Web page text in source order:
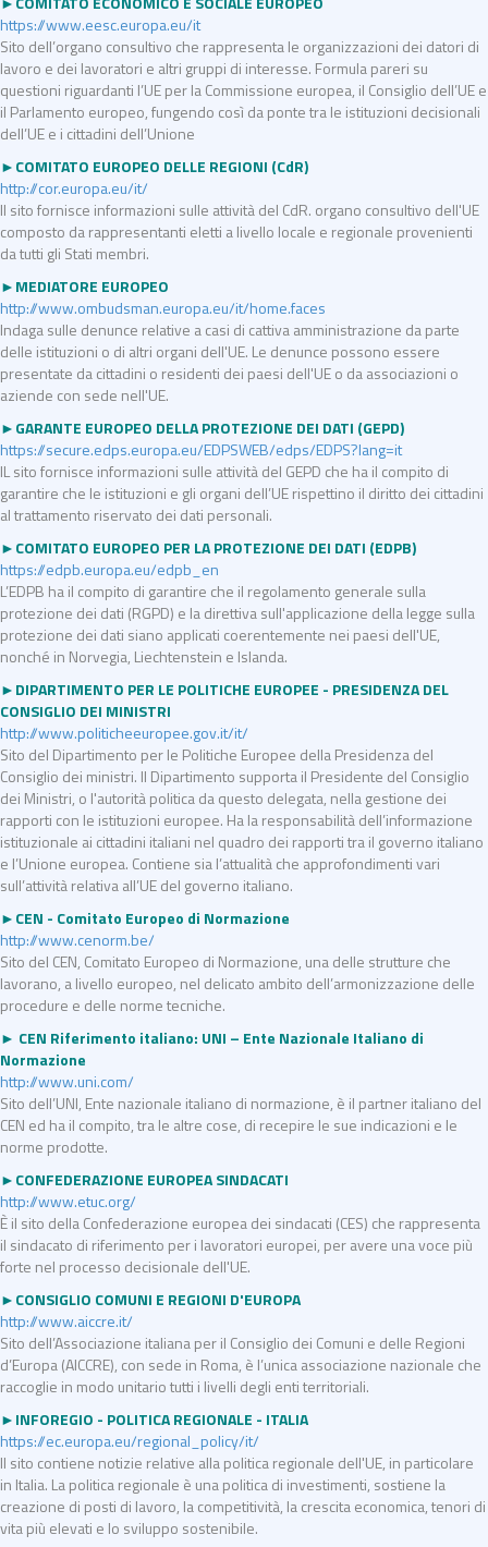
https://www.eesc.europa.eu/it
Sito dell’organo consultivo che rappresenta le organizzazioni dei datori di
lavoro e dei lavoratori e altri gruppi di interesse. Formula pareri su
questioni riguardanti l’UE per la Commissione europea, il Consiglio dell’UE e
il Parlamento europeo, fungendo così da ponte tra le istituzioni decisionali
dell’UE e i cittadini dell’Unione
►COMITATO EUROPEO DELLE REGIONI (CdR)
http://cor.europa.eu/it/
Il sito fornisce informazioni sulle attività del CdR. organo consultivo dell'UE
composto da rappresentanti eletti a livello locale e regionale provenienti
da tutti gli Stati membri.
►MEDIATORE EUROPEO
http://www.ombudsman.europa.eu/it/home.faces
Indaga sulle denunce relative a casi di cattiva amministrazione da parte
delle istituzioni o di altri organi dell'UE. Le denunce possono essere
presentate da cittadini o residenti dei paesi dell'UE o da associazioni o
aziende con sede nell'UE.
►GARANTE EUROPEO DELLA PROTEZIONE DEI DATI (GEPD)
https://secure.edps.europa.eu/EDPSWEB/edps/EDPS?lang=it
IL sito fornisce informazioni sulle attività del GEPD che ha il compito di
garantire che le istituzioni e gli organi dell’UE rispettino il diritto dei cittadini
al trattamento riservato dei dati personali.
►COMITATO EUROPEO PER LA PROTEZIONE DEI DATI (EDPB)
https://edpb.europa.eu/edpb_en
L’EDPB ha il compito di garantire che il regolamento generale sulla
protezione dei dati (RGPD) e la direttiva sull'applicazione della legge sulla
protezione dei dati siano applicati coerentemente nei paesi dell'UE,
nonché in Norvegia, Liechtenstein e Islanda.
►DIPARTIMENTO PER LE POLITICHE EUROPEE - PRESIDENZA DEL
CONSIGLIO DEI MINISTRI
http://www.politicheeuropee.gov.it/it/
Sito del Dipartimento per le Politiche Europee della Presidenza del
Consiglio dei ministri. Il Dipartimento supporta il Presidente del Consiglio
dei Ministri, o l'autorità politica da questo delegata, nella gestione dei
rapporti con le istituzioni europee. Ha la responsabilità dell’informazione
istituzionale ai cittadini italiani nel quadro dei rapporti tra il governo italiano
e l’Unione europea. Contiene sia l’attualità che approfondimenti vari
sull’attività relativa all’UE del governo italiano.
►CEN - Comitato Europeo di Normazione
http://www.cenorm.be/
Sito del CEN, Comitato Europeo di Normazione, una delle strutture che
lavorano, a livello europeo, nel delicato ambito dell’armonizzazione delle
procedure e delle norme tecniche.
► CEN Riferimento italiano: UNI – Ente Nazionale Italiano di
Normazione
http://www.uni.com/
Sito dell’UNI, Ente nazionale italiano di normazione, è il partner italiano del
CEN ed ha il compito, tra le altre cose, di recepire le sue indicazioni e le
norme prodotte.
►CONFEDERAZIONE EUROPEA SINDACATI
http://www.etuc.org/
È il sito della Confederazione europea dei sindacati (CES) che rappresenta
il sindacato di riferimento per i lavoratori europei, per avere una voce più
forte nel processo decisionale dell'UE.
►CONSIGLIO COMUNI E REGIONI D'EUROPA
http://www.aiccre.it/
Sito dell’Associazione italiana per il Consiglio dei Comuni e delle Regioni
d’Europa (AICCRE), con sede in Roma, è l’unica associazione nazionale che
raccoglie in modo unitario tutti i livelli degli enti territoriali.
►INFOREGIO - POLITICA REGIONALE - ITALIA
https://ec.europa.eu/regional_policy/it/
Il sito contiene notizie relative alla politica regionale dell'UE, in particolare
in Italia. La politica regionale è una politica di investimenti, sostiene la
creazione di posti di lavoro, la competitività, la crescita economica, tenori di
vita più elevati e lo sviluppo sostenibile.